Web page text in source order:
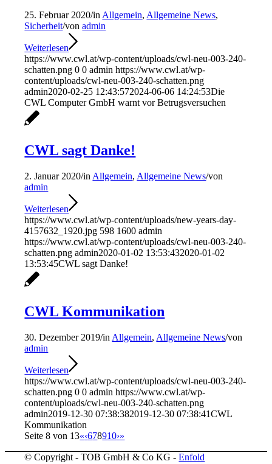
25. Februar 2020/in Allgemein, Allgemeine News,
Sicherheit/vonadmin
Weiterlesen
https://www.cwl.at/wp-content/uploads/cwl-neu-003-240-
schatten.png 0 0 admin https://www.cwl.at/wp-
content/uploads/cwl-neu-003-240-schatten.png
admin2020-02-25 12:43:572024-06-06 14:24:53Die
CWL Computer GmbH warnt vor Betrugsversuchen
CWL sagt Danke!
2. Januar 2020/in Allgemein, Allgemeine News/von
admin
Weiterlesen
https://www.cwl.at/wp-content/uploads/new-years-day-
4157632_1920.jpg 598 1600 admin
https://www.cwl.at/wp-content/uploads/cwl-neu-003-240-
schatten.png admin2020-01-02 13:53:432020-01-02
13:53:45CWL sagt Danke!
CWL Kommunikation
30. Dezember 2019/in Allgemein, Allgemeine News/von
admin
Weiterlesen
https://www.cwl.at/wp-content/uploads/cwl-neu-003-240-
schatten.png 0 0 admin https://www.cwl.at/wp-
content/uploads/cwl-neu-003-240-schatten.png
admin2019-12-30 07:38:382019-12-30 07:38:41CWL
Kommunikation
Seite 8 von 13«‹678910›»
© Copyright - TOB GmbH & Co KG -Enfold